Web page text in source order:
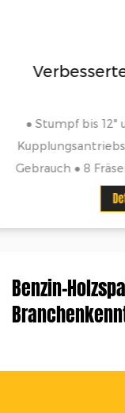
●
Benzin-